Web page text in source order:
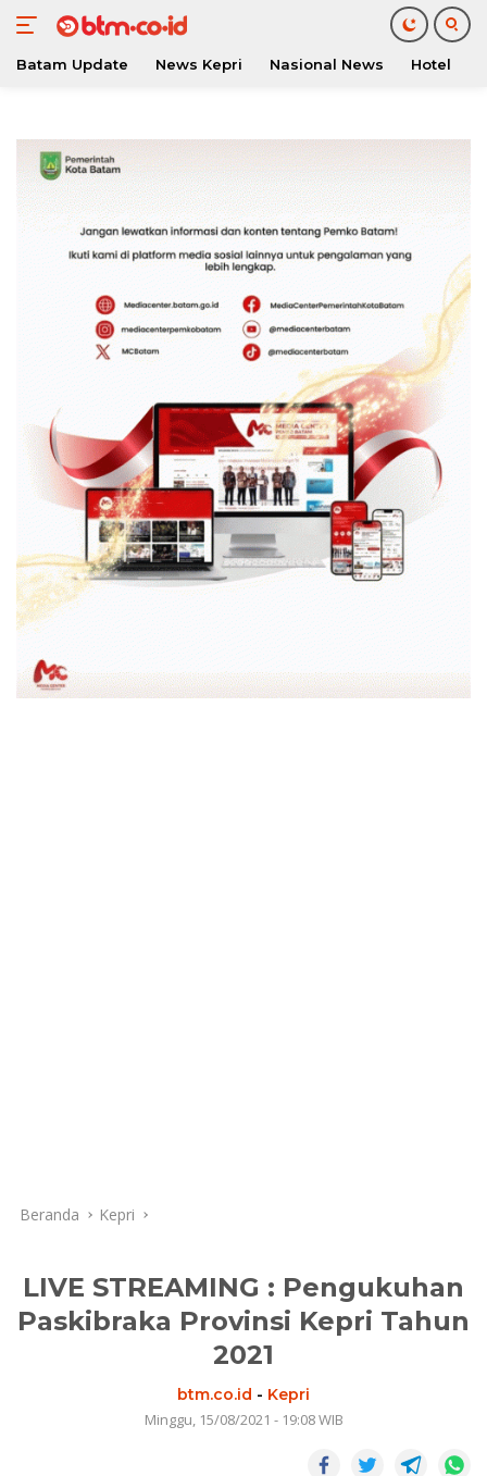
konten
Batam Update News Kepri Nasional News Hotel
Beranda Kepri
LIVE STREAMING : Pengukuhan
Paskibraka Provinsi Kepri Tahun
2021
btm.co.id - Kepri
Minggu, 15/08/2021 - 19:08 WIB